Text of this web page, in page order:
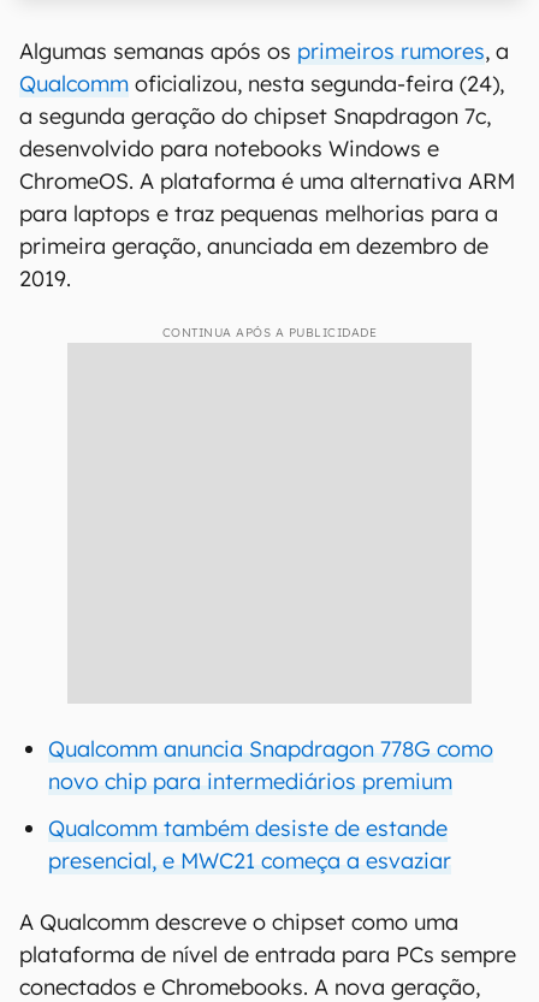
Algumas semanas após os primeiros rumores, a
Qualcomm oficializou, nesta segunda-feira (24),
a segunda geração do chipset Snapdragon 7c,
desenvolvido para notebooks Windows e
ChromeOS. A plataforma é uma alternativa ARM
para laptops e traz pequenas melhorias para a
primeira geração, anunciada em dezembro de
2019.
CONTINUA APÓS A PUBLICIDADE
Qualcomm anuncia Snapdragon 778G como
novo chip para intermediários premium
Qualcomm também desiste de estande
presencial, e MWC21 começa a esvaziar
A Qualcomm descreve o chipset como uma
plataforma de nível de entrada para PCs sempre
conectados e Chromebooks. A nova geração,